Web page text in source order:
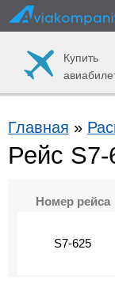
Купить
Главная »
Рейс
Номер рейса
S7-625